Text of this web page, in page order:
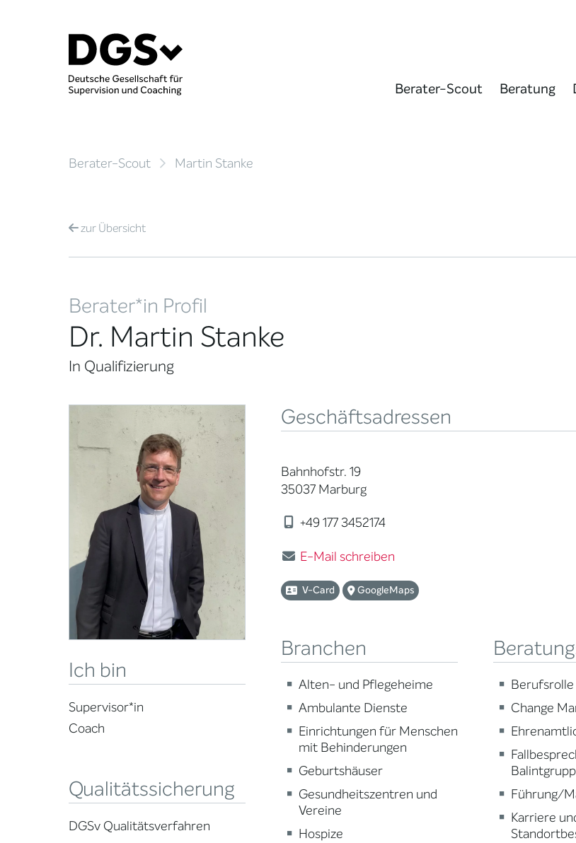
Berater-Scout Beratung
Berater-Scout Martin Stanke
zurÜbersicht
Berater*in Profil
Dr. Martin Stanke
In Qualifizierung
Ich bin
Supervisor*in
Coach
Qualitätssicherung
DGSv Qualitätsverfahren
Geschäftsadressen
Bahnhofstr. 19
35037 Marburg
+49 177 3452174
E-Mail schreiben
V-Card GoogleMaps
Branchen
Alten- und Pflegeheime
Ambulante Dienste
Einrichtungen für Menschen
mit Behinderungen
Geburtshäuser
Gesundheitszentren und
Vereine
Hospize
Berufsrolle
Change
Führung/
Karriere